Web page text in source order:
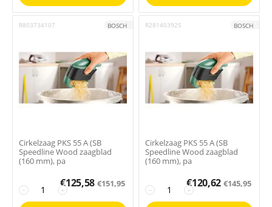
R803734107 BOSCH
Cirkelzaag PKS 55 A (SB
Speedline Wood zaagblad
(160 mm), pa
+
−
€125,58 €151,95
R281403925 BOSCH
Cirkelzaag PKS 55 A (SB
Speedline Wood zaagblad
(160 mm), pa
+
−
€120,62 €145,95